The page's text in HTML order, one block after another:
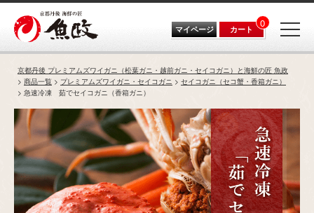
マイページ カート 0
京都丹後 プレミアムズワイガニ（松葉ガニ・越前ガニ・セイコガニ）と海鮮の匠 魚政
商品一覧
プレミアムズワイガニ・セイコガニ
セイコガニ（セコ蟹・香箱ガニ）
急速冷凍 茹でセイコガニ（香箱ガニ）